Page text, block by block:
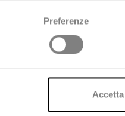
Preferenze
soluzioni destinate
del PNRR
Leggi l'intero